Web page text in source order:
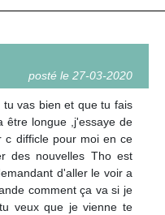
posté le 27-03-2020
vas bien et que tu fais
être longue ,j'essaye de
c difficle pour moi en ce
des nouvelles Tho est
d'aller le voir a
comment ça va si je
veux que je vienne te